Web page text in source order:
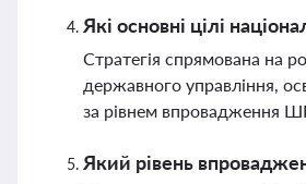
Які основні цілі
Стратегія спрямована на
державного управління,
за рівнем впровадження
Який рівень